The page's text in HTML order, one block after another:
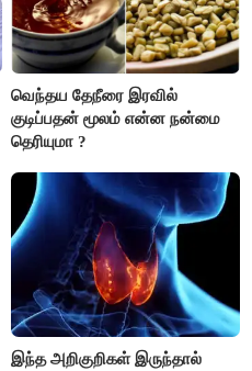
வெந்தய தேநீரை இரவில்
குடிப்பதன் மூலம் என்ன நன்மை
தெரியுமா ?
இந்த அறிகுறிகள் இருந்தால்